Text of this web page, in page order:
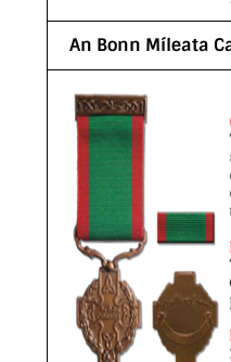
An Bonn Míleata